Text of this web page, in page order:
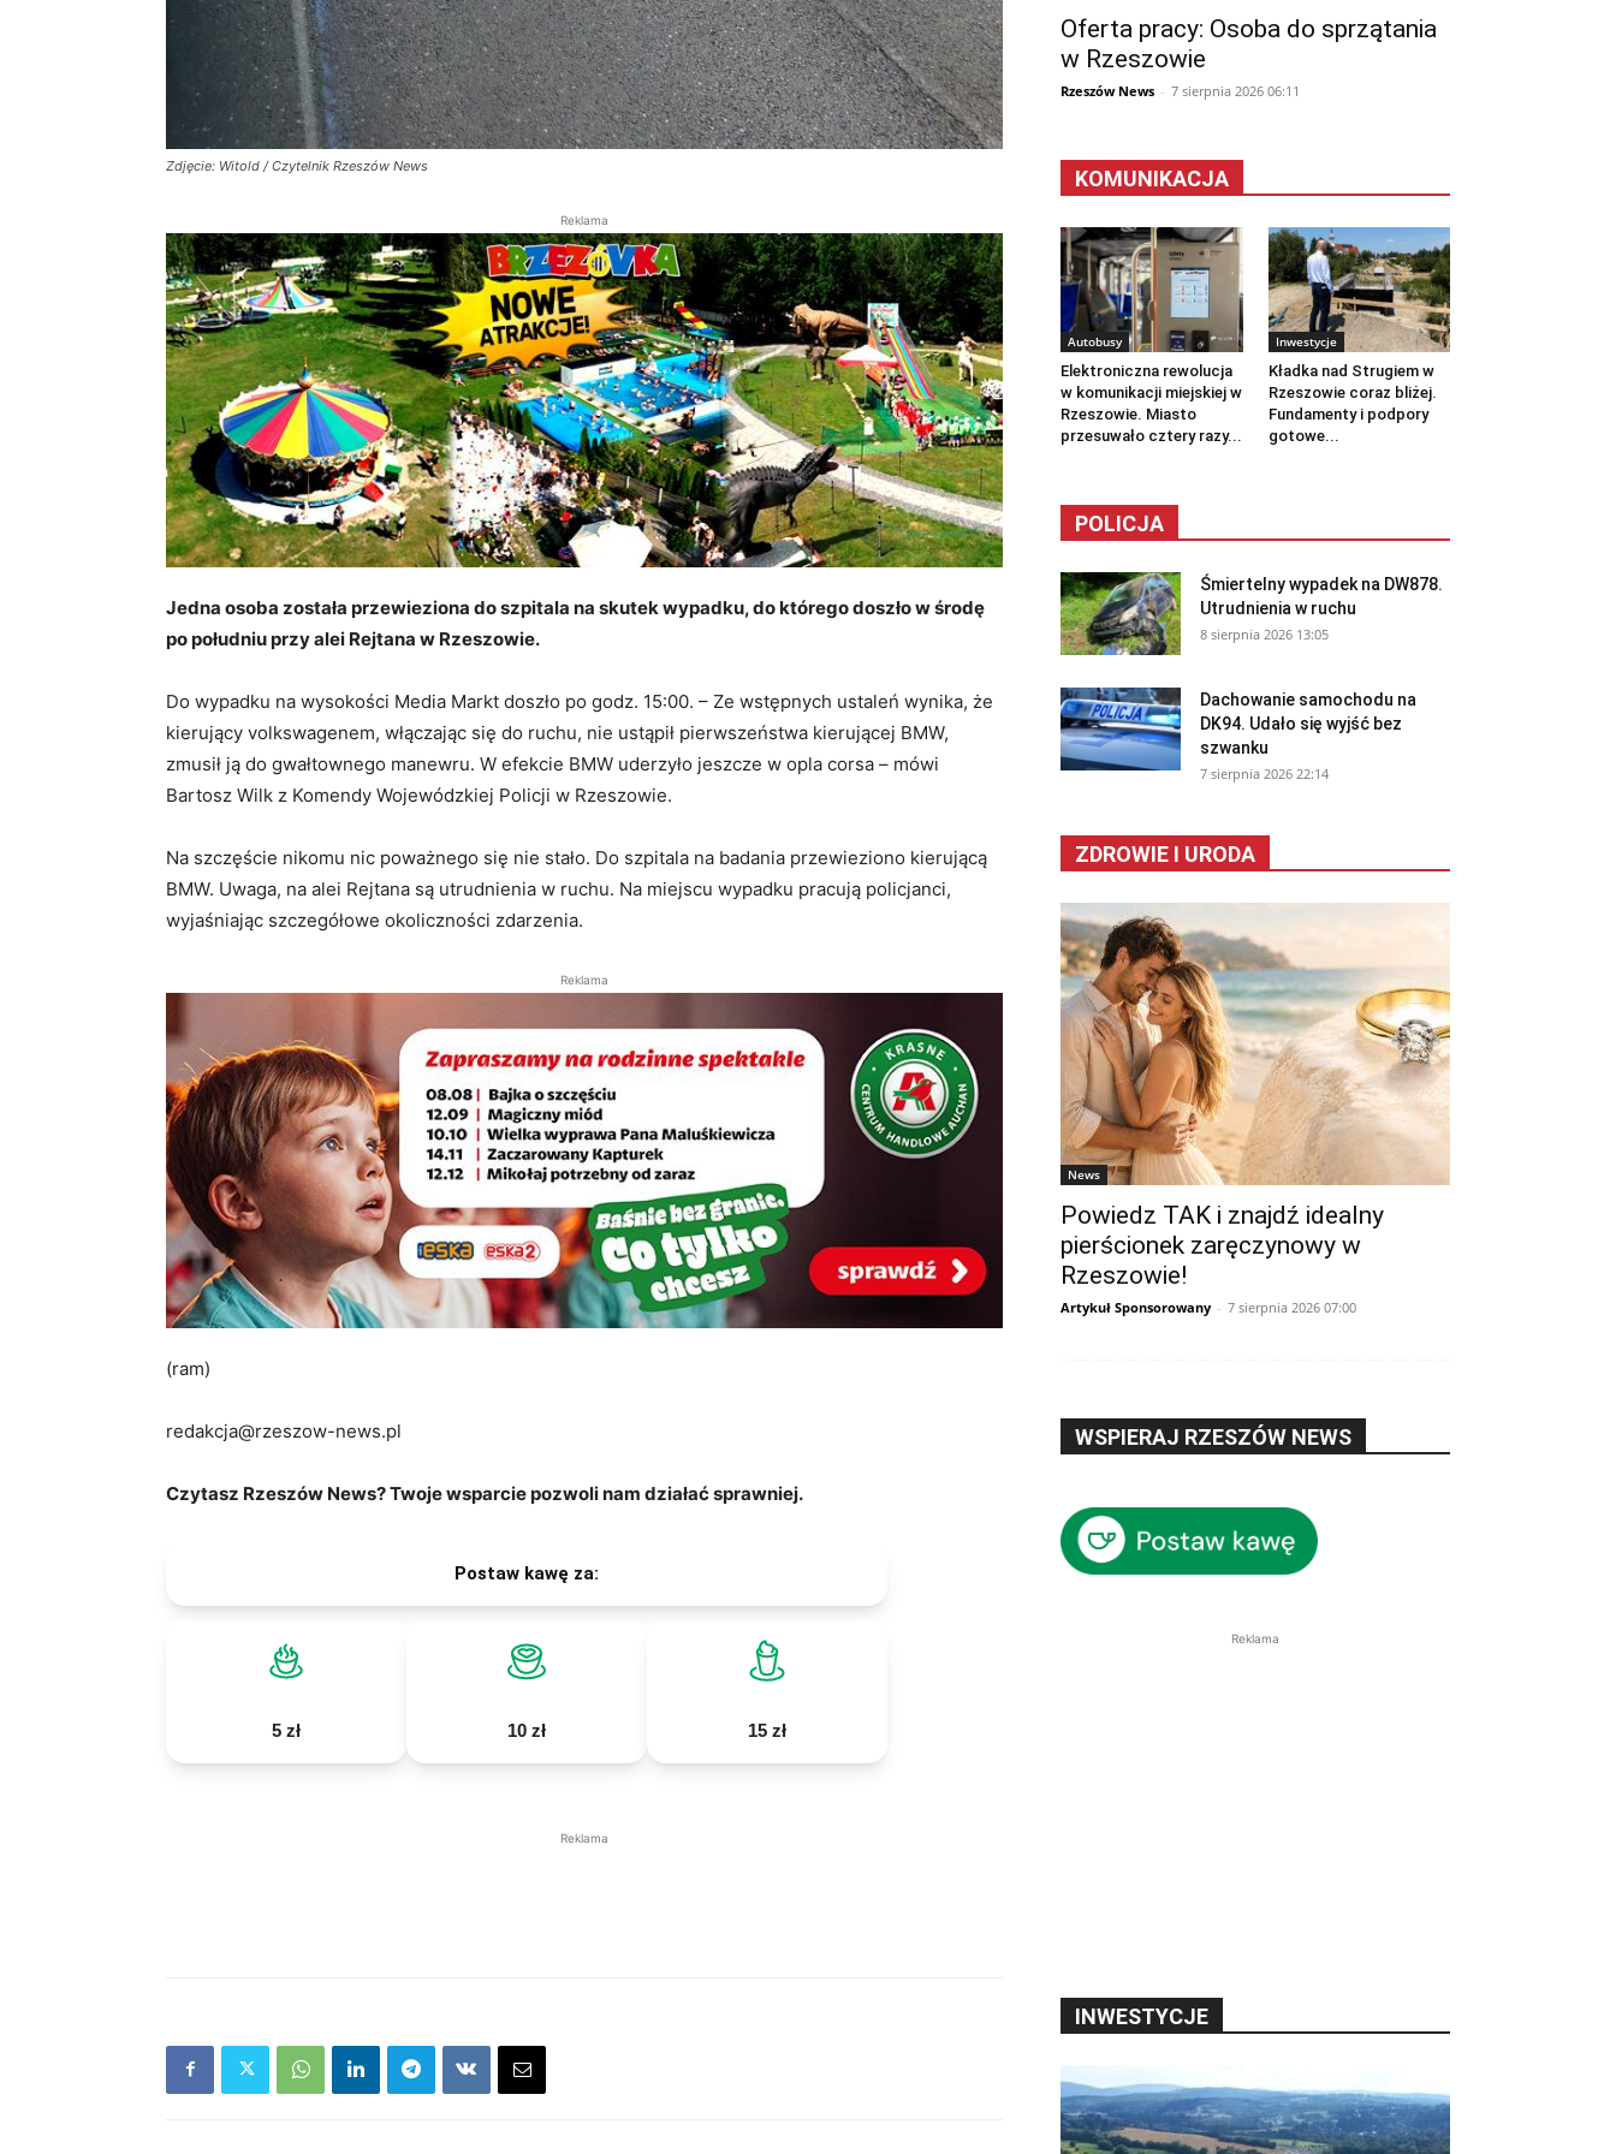
Zdjęcie: Witold / Czytelnik Rzeszów News
Reklama
Jedna osoba została przewieziona do szpitala na skutek wypadku, do którego doszło w środę
po południu przy alei Rejtana w Rzeszowie.
Do wypadku na wysokości Media Markt doszło po godz. 15:00. – Ze wstępnych ustaleń wynika, że
kierujący volkswagenem, włączając się do ruchu, nie ustąpił pierwszeństwa kierującej BMW,
zmusił ją do gwałtownego manewru. W efekcie BMW uderzyło jeszcze w opla corsa – mówi
Bartosz Wilk z Komendy Wojewódzkiej Policji w Rzeszowie.
Na szczęście nikomu nic poważnego się nie stało. Do szpitala na badania przewieziono kierującą
BMW. Uwaga, na alei Rejtana są utrudnienia w ruchu. Na miejscu wypadku pracują policjanci,
wyjaśniając szczegółowe okoliczności zdarzenia.
Reklama
(ram)
redakcja@rzeszow-news.pl
Czytasz Rzeszów News? Twoje wsparcie pozwoli nam działać sprawniej.
Postaw kawę za:
5 zł 10 zł 15 zł
Reklama
Oferta pracy: Osoba do sprzątania
w Rzeszowie
Rzeszów News - 7 sierpnia 2026 06:11
KOMUNIKACJA
Autobusy
Elektroniczna rewolucja
w komunikacji miejskiej w
Rzeszowie. Miasto
przesuwało cztery razy...
Inwestycje
Kładka nad Strugiem w
Rzeszowie coraz bliżej.
Fundamenty i podpory
gotowe...
POLICJA
Śmiertelny wypadek na DW878.
Utrudnienia w ruchu
8 sierpnia 2026 13:05
Dachowanie samochodu na
DK94. Udało się wyjść bez
szwanku
7 sierpnia 2026 22:14
ZDROWIE I URODA
News
Powiedz TAK i znajdź idealny
pierścionek zaręczynowy w
Rzeszowie!
Artykuł Sponsorowany - 7 sierpnia 2026 07:00
WSPIERAJ RZESZÓW NEWS
Reklama
INWESTYCJE